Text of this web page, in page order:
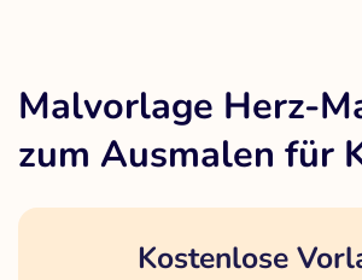
Malvorlage Herz-
zum Ausmalen für
Kostenlose